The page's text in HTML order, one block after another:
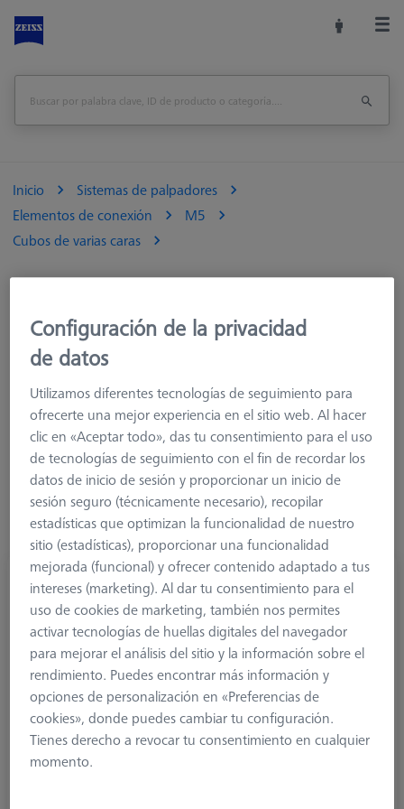
Inicio
Sistemas de palpadores
Elementos de conexión
M5
Cubos de varias caras
1. Ángulo (°)
Elemento estrella, 8 x M5, en ángulo 30o
626105-6110-030
Configuración de la privacidad
de datos
Utilizamos diferentes tecnologías de seguimiento para
ofrecerte una mejor experiencia en el sitio web. Al hacer
clic en «Aceptar todo», das tu consentimiento para el uso
de tecnologías de seguimiento con el fin de recordar los
datos de inicio de sesión y proporcionar un inicio de
sesión seguro (técnicamente necesario), recopilar
estadísticas que optimizan la funcionalidad de nuestro
sitio (estadísticas), proporcionar una funcionalidad
mejorada (funcional) y ofrecer contenido adaptado a tus
intereses (marketing). Al dar tu consentimiento para el
uso de cookies de marketing, también nos permites
activar tecnologías de huellas digitales del navegador
para mejorar el análisis del sitio y la información sobre el
rendimiento. Puedes encontrar más información y
opciones de personalización en «Preferencias de
cookies», donde puedes cambiar tu configuración.
Tienes derecho a revocar tu consentimiento en cualquier
momento.